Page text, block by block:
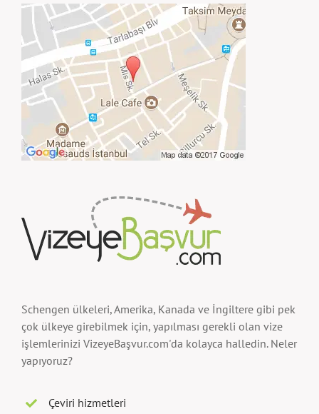
Schengen ülkeleri, Amerika, Kanada ve İngiltere gibi pek
çok ülkeye girebilmek için, yapılması gerekli olan vize
işlemlerinizi VizeyeBaşvur.com'da kolayca halledin. Neler
yapıyoruz?
Çeviri hizmetleri